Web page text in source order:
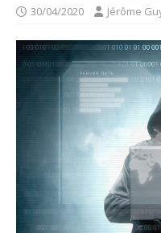
30/04/2020 Jérôme